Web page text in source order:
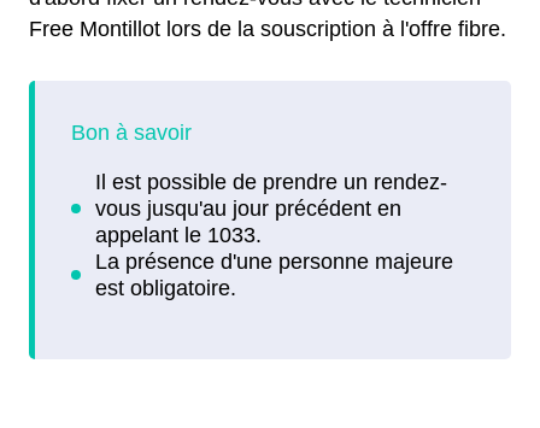
Free Montillot lors de la souscription à l'offre fibre.